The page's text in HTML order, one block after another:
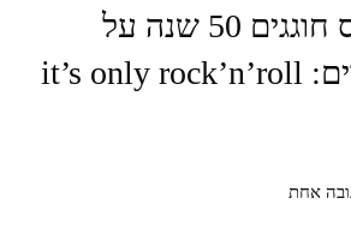
הרולינג סטונס חוגגים 50 שנה על
הבמה ומזכירים: it’s only rock’n’roll
אחת